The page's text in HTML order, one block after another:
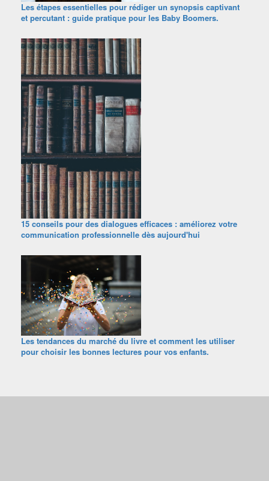
Les étapes essentielles pour rédiger un synopsis captivant
et percutant : guide pratique pour les Baby Boomers.
15 conseils pour des dialogues efficaces : améliorez votre
communication professionnelle dès aujourd'hui
Les tendances du marché du livre et comment les utiliser
pour choisir les bonnes lectures pour vos enfants.